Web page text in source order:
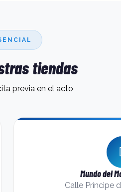
tiendas
previa en el acto
Mundo del
Calle Príncipe